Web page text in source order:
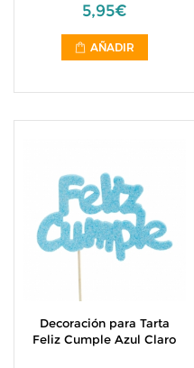
5,95€
AÑADIR
Decoración para Tarta
Feliz Cumple Azul Claro